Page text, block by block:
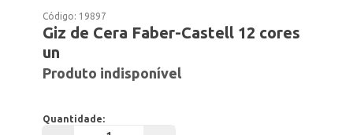
Código: 19897
Giz de Cera Faber-Castell 12 cores
un
Produto indisponível
Quantidade: